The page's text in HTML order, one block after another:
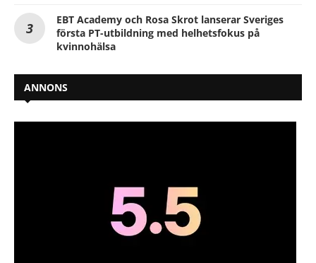
EBT Academy och Rosa Skrot lanserar Sveriges
första PT-utbildning med helhetsfokus på
kvinnohälsa
ANNONS